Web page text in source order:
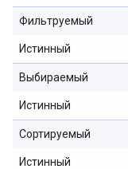
Фильтруемый
Истинный
Выбираемый
Истинный
Сортируемый
Истинный